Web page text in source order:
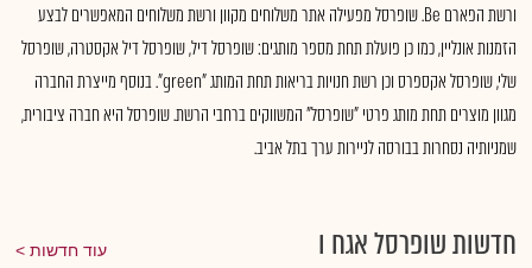
ורשת הפארם Be. שופרסל מפעילה אתר משלוחים מקוון ורשת משלוחים המאפשרים לבצע
הזמנות אונליין, כמו כן פועלת תחת מספר מותגים: שופרסל דיל, שופרסל דיל אקסטרה, שופרסל
שלי, שופרסל אקספרס וכן רשת חנויות בריאות תחת המותג "green". בנוסף מייצרת החברה
מגוון מוצרים תחת מותג פרטי "שופרסל" המשווקים ברחבי הרשת. שופרסל היא חברה ציבורית,
שמניותיה נסחרות בבורסה לניירות ערך בתל אביב.
חדשות שופרסל אגח ו עוד חדשות